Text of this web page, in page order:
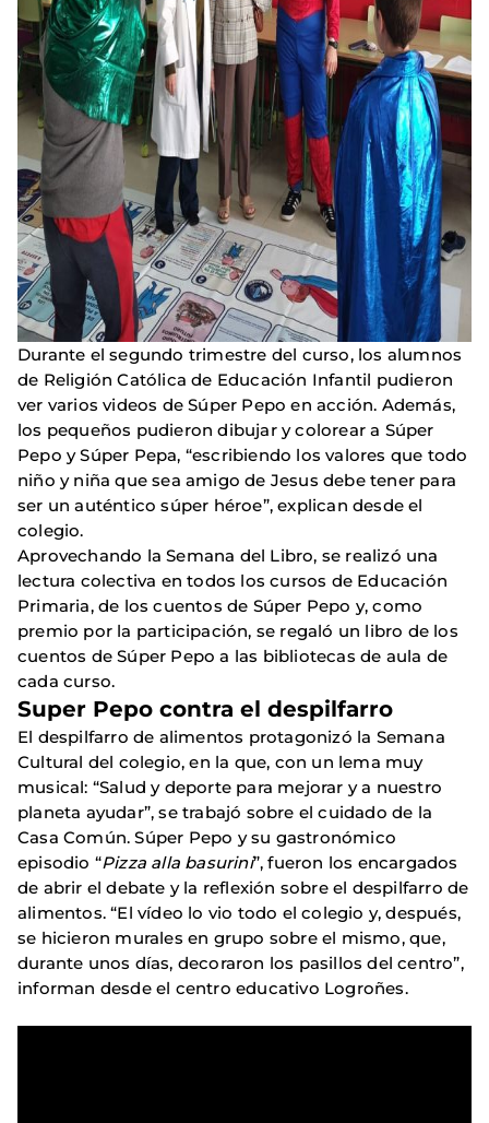
Durante el segundo trimestre del curso, los alumnos
de Religión Católica de Educación Infantil pudieron
ver varios videos de Súper Pepo en acción. Además,
los pequeños pudieron dibujar y colorear a Súper
Pepo y Súper Pepa, “escribiendo los valores que todo
niño y niña que sea amigo de Jesus debe tener para
ser un auténtico súper héroe”, explican desde el
colegio.
Aprovechando la Semana del Libro, se realizó una
lectura colectiva en todos los cursos de Educación
Primaria, de los cuentos de Súper Pepo y, como
premio por la participación, se regaló un libro de los
cuentos de Súper Pepo a las bibliotecas de aula de
cada curso.
Super Pepo contra el despilfarro
El despilfarro de alimentos protagonizó la Semana
Cultural del colegio, en la que, con un lema muy
musical: “Salud y deporte para mejorar y a nuestro
planeta ayudar”, se trabajó sobre el cuidado de la
Casa Común. Súper Pepo y su gastronómico
episodio “Pizza alla basurini”, fueron los encargados
de abrir el debate y la reflexión sobre el despilfarro de
alimentos. “El vídeo lo vio todo el colegio y, después,
se hicieron murales en grupo sobre el mismo, que,
durante unos días, decoraron los pasillos del centro”,
informan desde el centro educativo Logroñes.